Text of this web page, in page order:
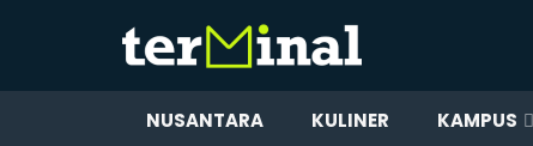
NUSANTARA KULINER KAMPUS